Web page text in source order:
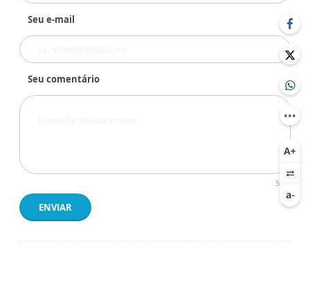
Seu e-mail
Seu comentário
500
ENVIAR